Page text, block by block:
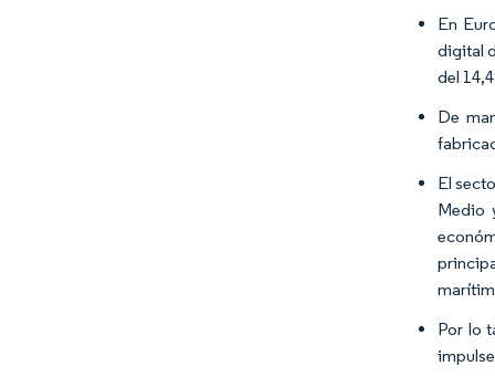
En
digital
del
De
El
Medio
Por lo